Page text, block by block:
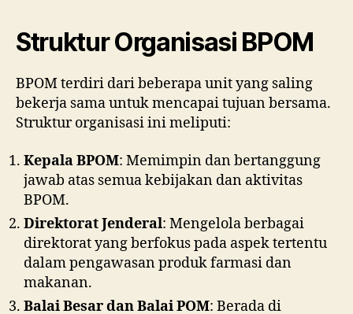
Struktur Organisasi BPOM
BPOM terdiri dari beberapa unit yang saling
bekerja sama untuk mencapai tujuan bersama.
Struktur organisasi ini meliputi:
Kepala BPOM: Memimpin dan bertanggung
jawab atas semua kebijakan dan aktivitas
BPOM.
Direktorat Jenderal: Mengelola berbagai
direktorat yang berfokus pada aspek tertentu
dalam pengawasan produk farmasi dan
makanan.
Balai Besar dan Balai POM: Berada di